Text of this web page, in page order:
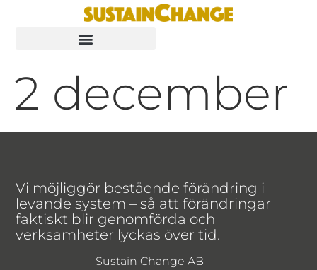
2 december
Vi möjliggör bestående förändring i
levande system – så att förändringar
faktiskt blir genomförda och
verksamheter lyckas över tid.
Sustain Change AB